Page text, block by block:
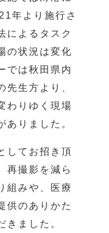
年より施行さ
によるタスク
の状況は変化
では秋田県内
先生方より、
わりゆく現場
ありました。
してお招き頂
再撮影を減ら
組みや、医療
供のありかた
きました。